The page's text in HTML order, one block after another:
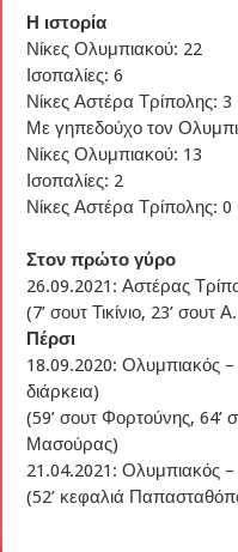
Η ιστορία
Νίκες Ολυμπιακού: 22
Ισοπαλίες: 6
Νίκες Αστέρα Τρίπολης: 3
Με γηπεδούχο τον
Νίκες Ολυμπιακού: 13
Ισοπαλίες: 2
Νίκες Αστέρα Τρίπολης: 0
Στον πρώτο γύρο
26.09.2021: Αστέρας
(7’ σουτ Τικίνιο, 23’ σουτ
Πέρσι
18.09.2020: Ολυμπιακός
διάρκεια)
(59’ σουτ Φορτούνης, 64’
Μασούρας)
21.04.2021: Ολυμπιακός
(52’ κεφαλιά